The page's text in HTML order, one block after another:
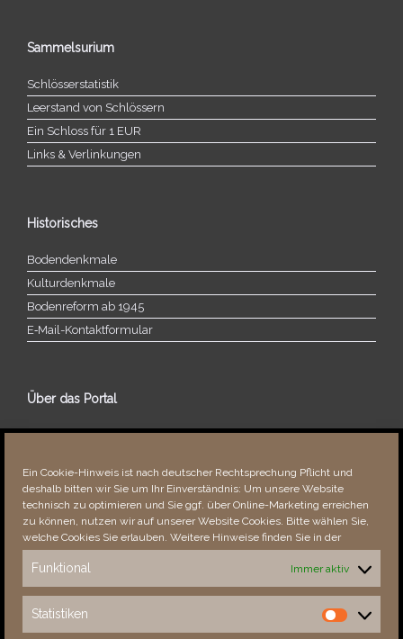
Ein Cookie-Hinweis ist nach deutscher Rechtsprechung Pflicht und
deshalb bitten wir Sie um Ihr Einverständnis: Um unsere Website
technisch zu optimieren und Sie ggf. über Online-Marketing erreichen
zu können, nutzen wir auf unserer Website Cookies. Bitte wählen Sie,
welche Cookies Sie erlauben. Weitere Hinweise finden Sie in der
Funktional Immer aktiv
Statistiken
Statistiken
Sammelsurium
Schlösserstatistik
Leerstand von Schlössern
Ein Schloss für 1 EUR
Links & Verlinkungen
Historisches
Bodendenkmale
Kulturdenkmale
Bodenreform ab 1945
E‑Mail-​​Kontaktformular
Über das Portal
Über dieses Portal
Fehler bemerkt?
Besucher seit 08/​2021